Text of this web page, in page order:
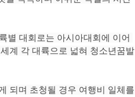
별 대회로는 아시아대회에 이어
계 각 대륙으로 넓혀 청소년꿈발
되며 초청될 경우 여행비 일체를